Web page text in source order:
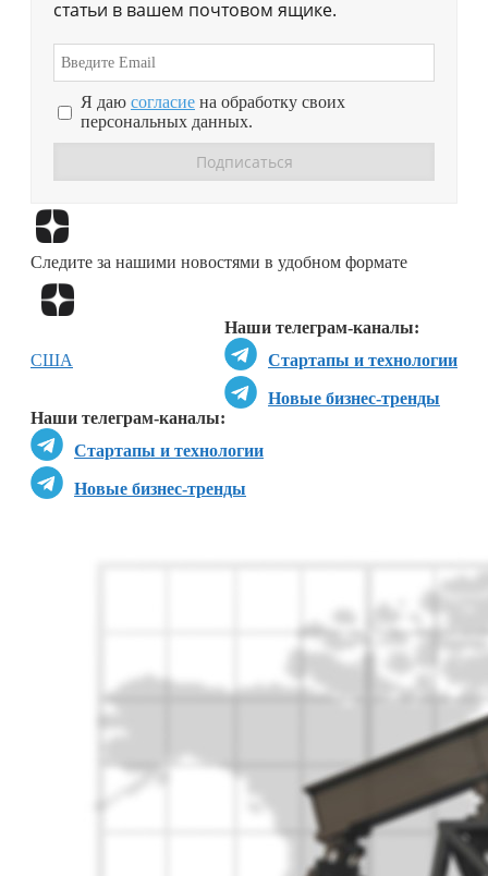
статьи в вашем почтовом ящике.
Я даю согласие на обработку своих
персональных данных.
Следите за нашими новостями в удобном формате
Наши телеграм-каналы:
Стартапы и технологии
Новые бизнес-тренды
Наши телеграм-каналы:
Стартапы и технологии
Новые бизнес-тренды
США